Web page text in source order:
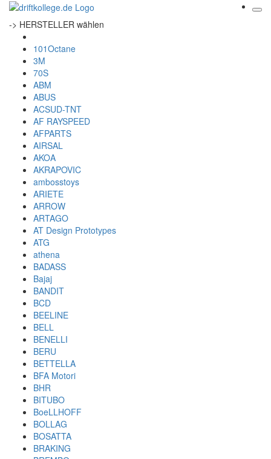
-> HERSTELLER wählen
101Octane
3M
70S
ABM
ABUS
ACSUD-TNT
AF RAYSPEED
AFPARTS
AIRSAL
AKOA
AKRAPOVIC
ambosstoys
ARIETE
ARROW
ARTAGO
AT Design Prototypes
ATG
athena
BADASS
Bajaj
BANDIT
BCD
BEELINE
BELL
BENELLI
BERU
BETTELLA
BFA Motori
BHR
BITUBO
BoeLLHOFF
BOLLAG
BOSATTA
BRAKING